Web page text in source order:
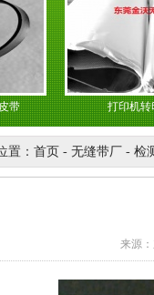
打印机转印带
置： 首页 - 无缝带厂 - 检
来源